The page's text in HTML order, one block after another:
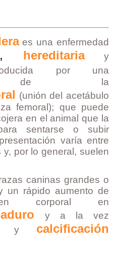
es una enfermedad
, hereditaria y
por una
de la
(unión del acetábulo
femoral); que puede
en el animal que la
sentarse o subir
varía entre
por lo general, suelen
caninas grandes o
un rápido aumento de
corporal en
y a la vez
y
calcificación